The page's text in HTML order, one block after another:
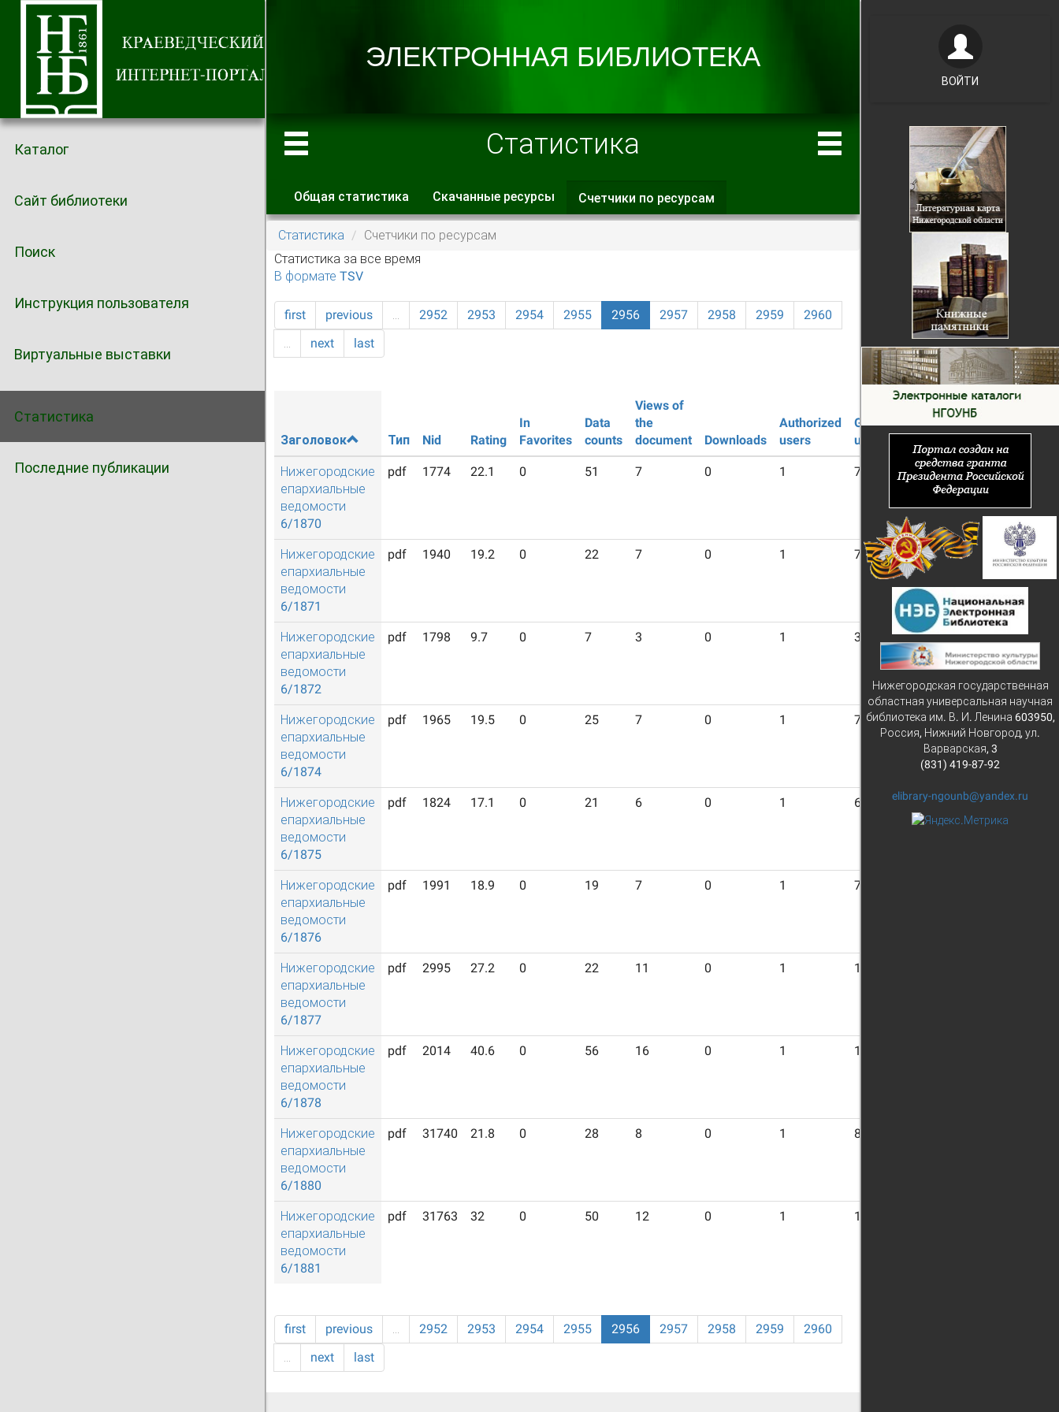
Каталог
Сайт библиотеки
Поиск
Инструкция пользователя
Виртуальные выставки
Статистика
Последние публикации
Статистика
Главные вкладки
Общая статистика Скачанные ресурсы Счетчики по ресурсам
вкладка)
Статистика
Счетчики по ресурсам
Статистика за все время
В формате TSV
first previous … 2952 2953 2954 2955 2956 2957 2958 2959
2960
…
next last
Заголовок Тип Nid Rating
In
Favorites
Data
counts
Views of
the
document
Downloads
Authorized
users
Guest
users
Нижегородские
епархиальные
ведомости
6/1870
pdf 1774 22.1 0 51 7 0 1 7
Нижегородские
епархиальные
ведомости
6/1871
pdf 1940 19.2 0 22 7 0 1 7
Нижегородские
епархиальные
ведомости
6/1872
pdf 1798 9.7 0 7 3 0 1 3
Нижегородские
епархиальные
ведомости
6/1874
pdf 1965 19.5 0 25 7 0 1 7
Нижегородские
епархиальные
ведомости
6/1875
pdf 1824 17.1 0 21 6 0 1 6
Нижегородские
епархиальные
ведомости
6/1876
pdf 1991 18.9 0 19 7 0 1 7
Нижегородские
епархиальные
ведомости
6/1877
pdf 2995 27.2 0 22 11 0 1 11
Нижегородские
епархиальные
ведомости
6/1878
pdf 2014 40.6 0 56 16 0 1 16
Нижегородские
епархиальные
ведомости
6/1880
pdf 31740 21.8 0 28 8 0 1 8
Нижегородские
епархиальные
ведомости
6/1881
pdf 31763 32 0 50 12 0 1 12
first previous … 2952 2953 2954 2955 2956 2957 2958 2959
2960
…
next last
ВОЙТИ
Нижегородская государственная
областная универсальная научная
библиотека им. В. И. Ленина 603950,
Россия, Нижний Новгород, ул.
Варварская, 3
(831) 419-87-92
elibrary-ngounb@yandex.ru